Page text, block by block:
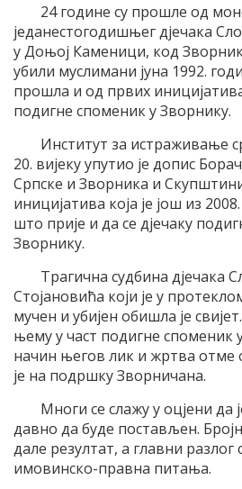
24 године су прошле од
једанестогодишњег дјечака
у Доњој Каменици, код
убили муслимани јуна 1992.
прошла и од првих
подигне споменик у Зворнику.
Институт за истраживање
20. вијеку упутио је допис
Српске и Зворника и
иницијатива која је још из
што прије и да се дјечаку
Зворнику.
Трагична судбина дјечака
Стојановића који је у
мучен и убијен обишла је
њему у част подигне споменик
начин његов лик и жртва отме
је на подршку Зворничана.
Многи се слажу у оцјени да
давно да буде постављен.
дале резултат, а главни разлог
имовинско-правна питања.